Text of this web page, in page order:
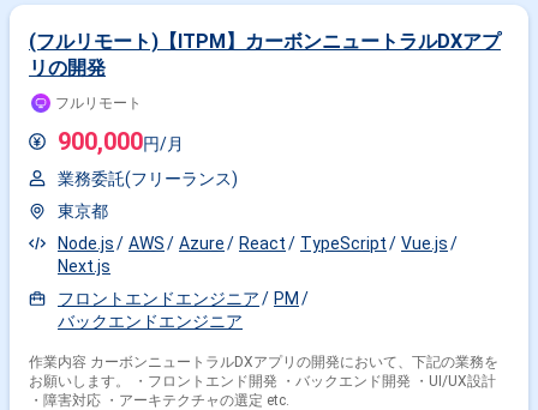
(フルリモート)【ITPM】カーボンニュートラルDXアプ
リの開発
フルリモート
900,000円/月
業務委託(フリーランス)
東京都
Node.js
AWS Azure React TypeScript
Vue.js
Next.js
フロントエンドエンジニア
PM
バックエンドエンジニア
作業内容 カーボンニュートラルDXアプリの開発において、下記の業務を
お願いします。 ・フロントエンド開発 ・バックエンド開発 ・UI/UX設計
・障害対応 ・アーキテクチャの選定 etc.